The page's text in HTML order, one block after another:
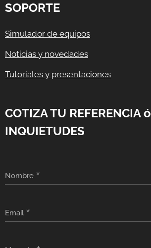
SOPORTE
Simulador de equipos
Noticias y novedades
Tutoriales y presentaciones
COTIZA TU REFERENCIA ó
INQUIETUDES
Nombre
Email